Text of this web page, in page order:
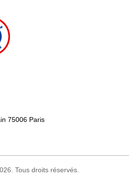
75006 Paris
Tous droits réservés.